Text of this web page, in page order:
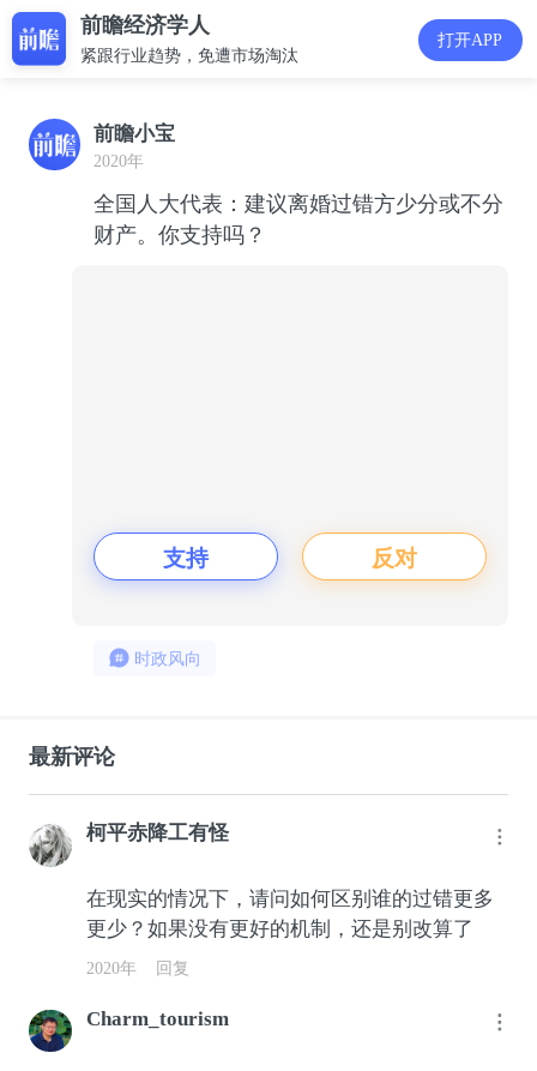
前瞻经济学人
紧跟行业趋势，免遭市场淘汰
打开APP
前瞻小宝
2020年
全国人大代表：建议离婚过错方少分或不分
财产。你支持吗？
支持 反对
时政风向
最新评论
柯平赤降工有怪
在现实的情况下，请问如何区别谁的过错更多
更少？如果没有更好的机制，还是别改算了
2020年 回复
Charm_tourism